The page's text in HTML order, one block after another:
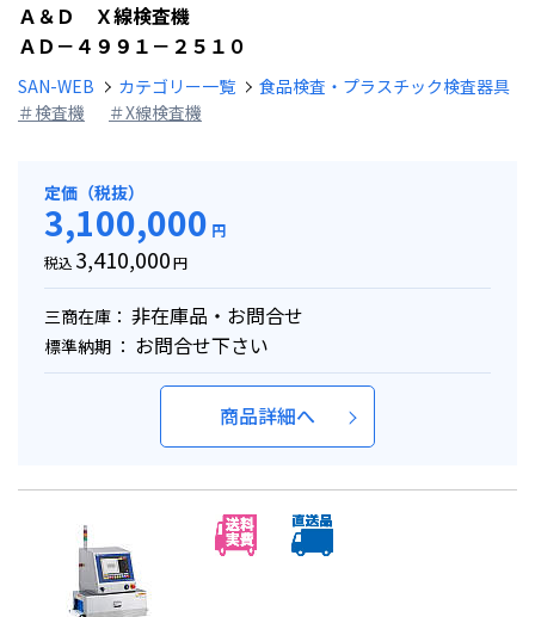
Ａ＆Ｄ Ｘ線検査機
ＡＤ－４９９１－２５１０
SAN-WEB カテゴリー一覧
食品検査・プラスチック検査器具
＃検査機
＃X線検査機
定価（税抜）
3,100,000 円
税込 3,410,000円
三商在庫： 非在庫品・お問合せ
標準納期 ： お問合せ下さい
商品詳細へ